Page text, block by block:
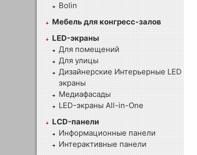
Bolin
Мебель для конгресс-залов
LED-экраны
Для помещений
Для улицы
Дизайнерские Интерьерные LED
экраны
Медиафасады
LED-экраны All-in-One
LCD-панели
Информационные панели
Интерактивные панели